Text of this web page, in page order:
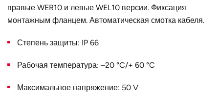
D, мм
Конструктивное
диаметр D, мм
Тип крепёжного
фланца
правые WER10 и левые WEL10 версии. Фиксация
монтажным фланцем. Автоматическая смотка кабеля.
Степень защиты: IP 66
Рабочая температура: –20 °C/+ 60 °C
Максимальное напряжение: 50 V